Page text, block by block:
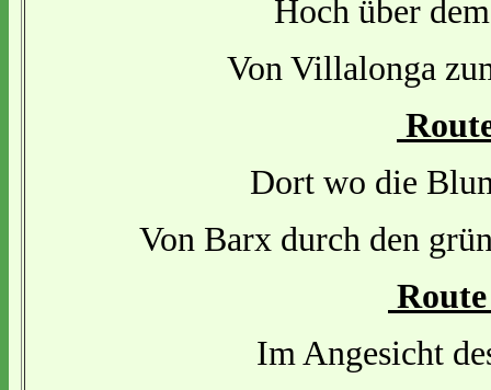
Hoch über
Von Villalonga
Dort wo die
Von Barx durch den
Im Angesicht